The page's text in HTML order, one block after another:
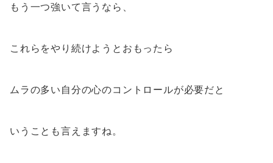
もう一つ強いて言うなら、
これらをやり続けようとおもったら
ムラの多い自分の心のコントロールが必要だと
いうことも言えますね。